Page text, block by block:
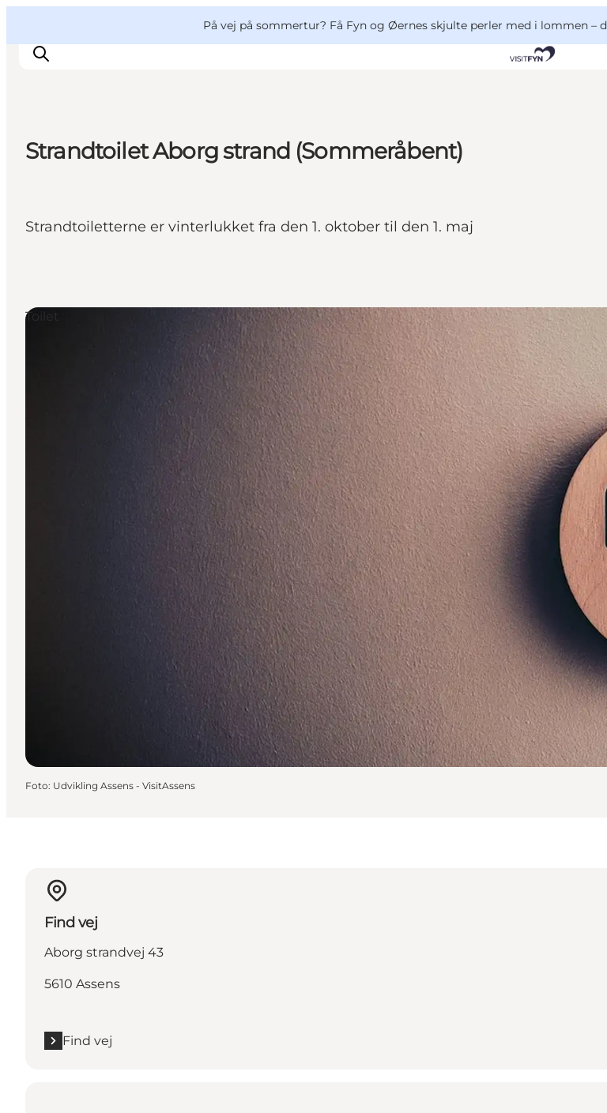
På vej på sommertur? Få Fyn og Øernes skjulte perler med i lommen –
Mad og drikke
Strandtoilet Aborg strand (Sommeråbent)
Strandtoiletterne er vinterlukket fra den 1. oktober til den 1. maj
Toilet
Foto: Udvikling Assens - VisitAssens
Find vej
Aborg strandvej 43
5610 Assens
Find vej